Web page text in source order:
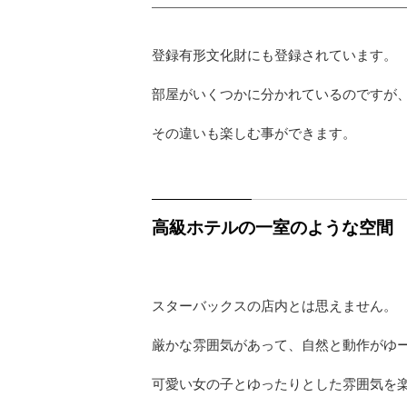
登録有形文化財にも登録されています。
部屋がいくつかに分かれているのですが
その違いも楽しむ事ができます。
高級ホテルの一室のような空間
スターバックスの店内とは思えません。
厳かな雰囲気があって、自然と動作がゆ
可愛い女の子とゆったりとした雰囲気を